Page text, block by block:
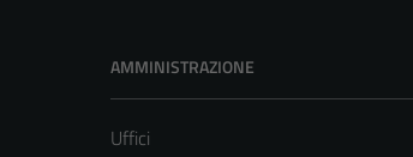
AMMINISTRAZIONE
Uffici